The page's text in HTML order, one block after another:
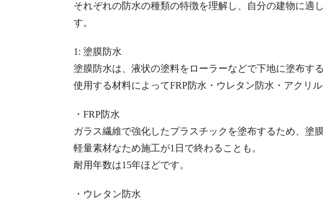
それぞれの防水の種類の特徴を理解し、自分の建物に適
す。
1: 塗膜防水
塗膜防水は、液状の塗料をローラーなどで下地に塗布する
使用する材料によってFRP防水・ウレタン防水・アクリ
・FRP防水
ガラス繊維で強化したプラスチックを塗布するため、塗
軽量素材なため施工が1日で終わることも。
耐用年数は15年ほどです。
・ウレタン防水